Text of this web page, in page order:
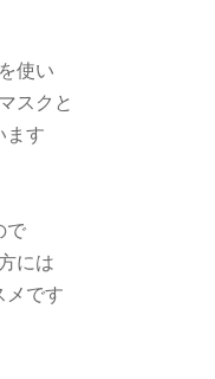
使い
スクと
ます
で
には
メです